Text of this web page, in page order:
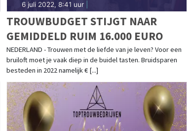
6 juli 2022, 8:41 uur|
TROUWBUDGET STIJGT NAAR
GEMIDDELD RUIM 16.000 EURO
NEDERLAND - Trouwen met de liefde van je leven? Voor een
bruiloft moet je vaak diep in de buidel tasten. Bruidsparen
besteden in 2022 namelijk € [...]